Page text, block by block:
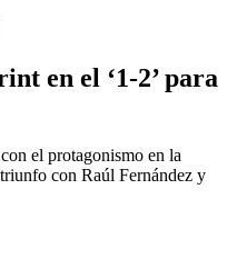
en el ‘1-2’ para
el protagonismo en la
con Raúl Fernández y